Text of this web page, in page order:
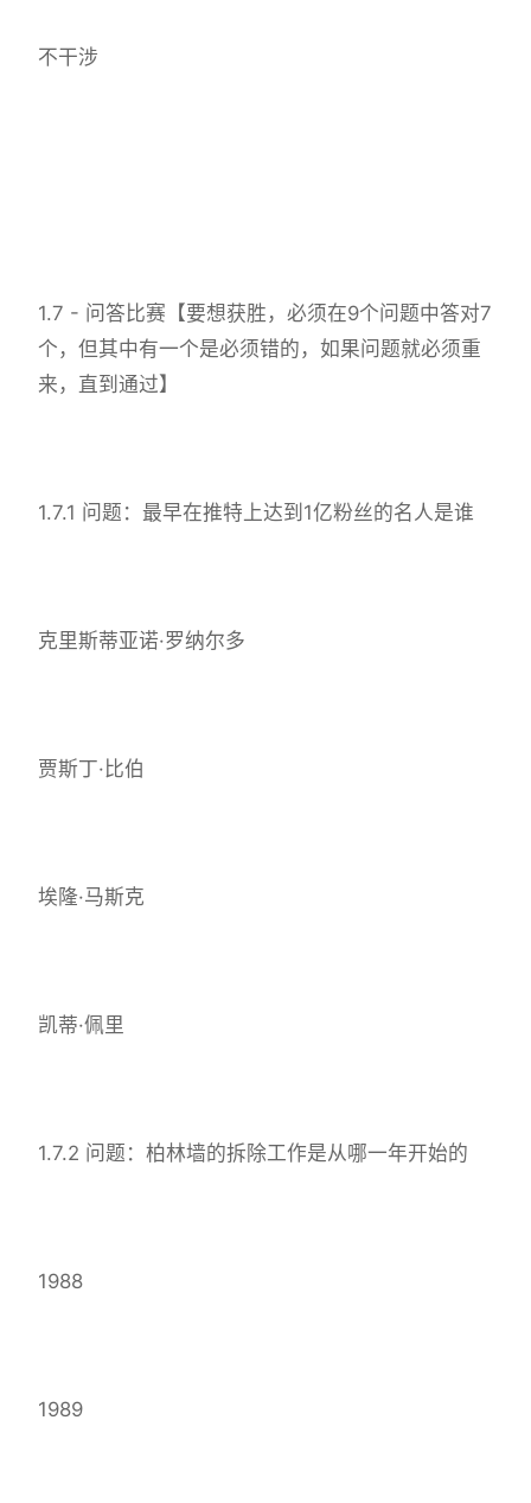
不干涉
1.7 - 问答比赛【要想获胜，必须在9个问题中答对7
个，但其中有一个是必须错的，如果问题就必须重
来，直到通过】
1.7.1 问题：最早在推特上达到1亿粉丝的名人是谁
克里斯蒂亚诺·罗纳尔多
贾斯丁·比伯
埃隆·马斯克
凯蒂·佩里
1.7.2 问题：柏林墙的拆除工作是从哪一年开始的
1988
1989